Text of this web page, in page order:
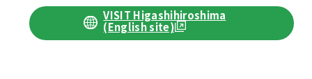
VISIT Higashihiroshima
(English site)